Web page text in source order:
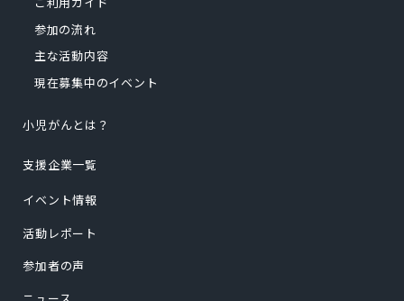
参加の流れ
主な活動内容
現在募集中のイベント
小児がんとは？
支援企業一覧
イベント情報
活動レポート
参加者の声